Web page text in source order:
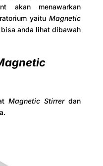
akan menawarkan
yaituMagnetic
anda lihat dibawah
Magnetic Stirrerdan